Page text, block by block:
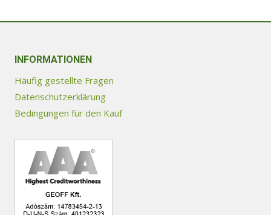
Die
Optionen
können
auf
Produktseite
gewählt
werden
INFORMATIONEN
Häufig gestellte Fragen
Datenschutzerklärung
Bedingungen für den Kauf